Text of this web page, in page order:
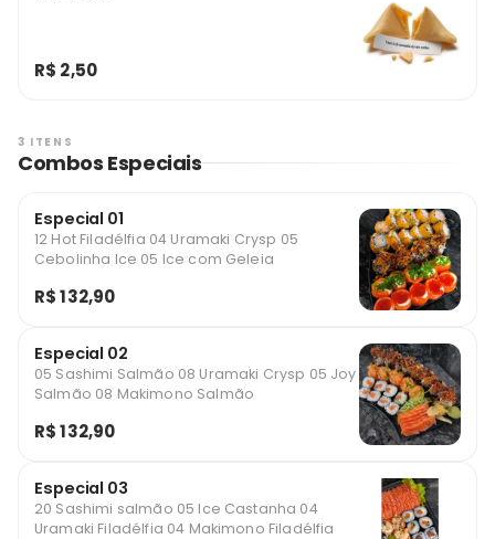
R$ 2,50
3 ITENS
Combos Especiais
Especial 01
12 Hot Filadélfia 04 Uramaki Crysp 05
Cebolinha Ice 05 Ice com Geleia
R$ 132,90
Especial 02
05 Sashimi Salmão 08 Uramaki Crysp 05 Joy
Salmão 08 Makimono Salmão
R$ 132,90
Especial 03
20 Sashimi salmão 05 Ice Castanha 04
Uramaki Filadélfia 04 Makimono Filadélfia